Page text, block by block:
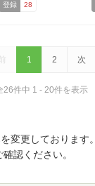
登録 28
前 1 2 次
26件中 1 - 20件を表示
変更しておりま
確認ください。